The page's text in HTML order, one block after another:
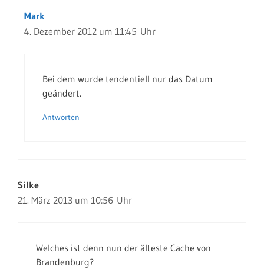
Mark
4. Dezember 2012 um 11:45 Uhr
Bei dem wurde tendentiell nur das Datum
geändert.
Antworten
Silke
21. März 2013 um 10:56 Uhr
Welches ist denn nun der älteste Cache von
Brandenburg?